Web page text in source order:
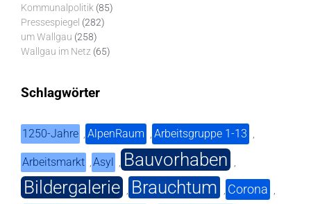
Kommunalpolitik (85)
Pressespiegel (282)
um Wallgau (258)
Wallgau im Netz (65)
Schlagwörter
1250-Jahre , AlpenRaum , Arbeitsgruppe 1-13 ,
Arbeitsmarkt ,Asyl , Bauvorhaben ,
Bildergalerie , Brauchtum , Corona ,